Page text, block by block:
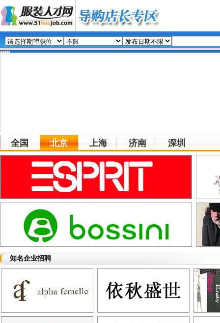
全国 北京 上海 济南 深圳
知名企业招聘